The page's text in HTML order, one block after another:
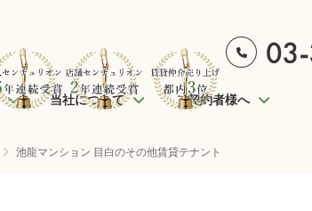
当社について ご契約者様へ
池龍マンション 目白のその他賃貸テナント